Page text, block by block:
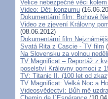
Velice nebezpečné věci
Video: Děti konzumu
Dokumentární film: Bohové
Video ze zjevení Královny
(08.06.2012)
Dokumentární film
Svatá Rita z Cascie - TV film
Na Slovensku za volnou
TV Magnificat – Reportáž z
poselství Královny pomoci z
TV: Titanic II. (100 let od
TV Magnificat: Velká Noc a
Videosvědectví: Bůh mě